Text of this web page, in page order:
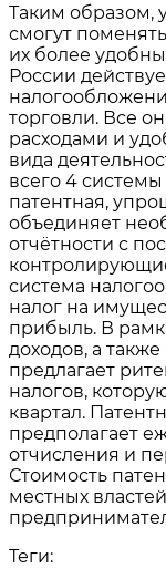
Таким образом,
смогут
их более
России
торговли. Все
расходами и
вида
всего 4
патентная,
объединяет
отчётности с
система
налог на
прибыль. В
доходов, а
предлагает
налогов,
квартал.
предполагает
отчисления и
Стоимость
местных
Теги: